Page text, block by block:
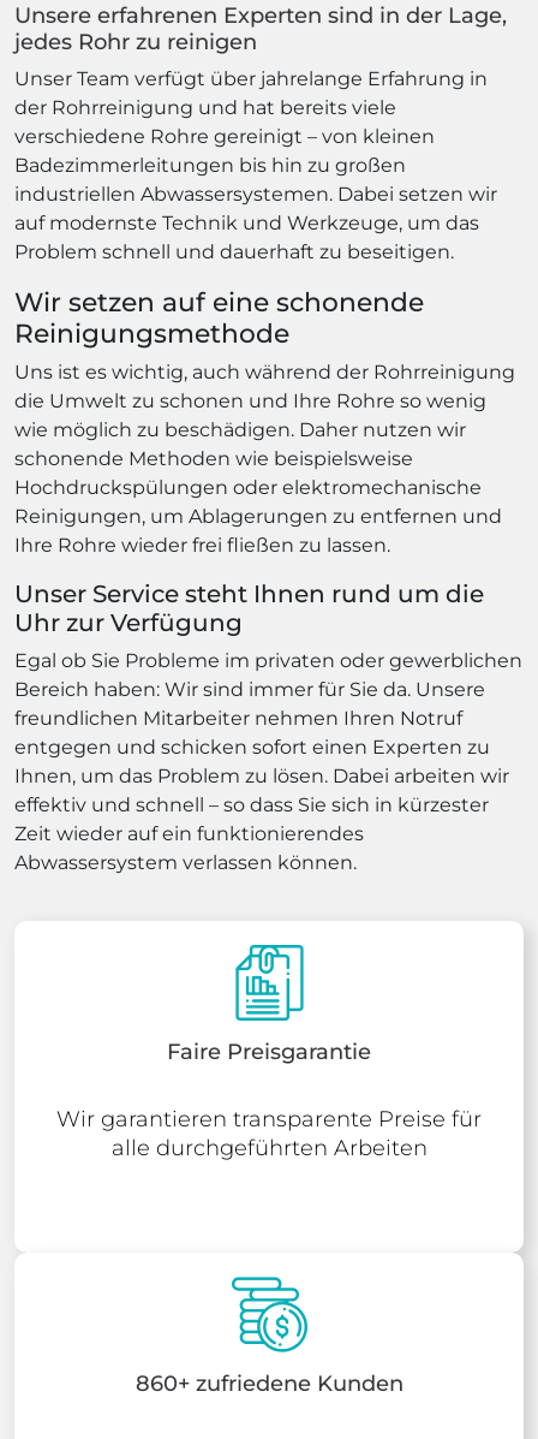
Unsere erfahrenen Experten sind in der Lage,
jedes Rohr zu reinigen
Unser Team verfügt über jahrelange Erfahrung in
der Rohrreinigung und hat bereits viele
verschiedene Rohre gereinigt – von kleinen
Badezimmerleitungen bis hin zu großen
industriellen Abwassersystemen. Dabei setzen wir
auf modernste Technik und Werkzeuge, um das
Problem schnell und dauerhaft zu beseitigen.
Wir setzen auf eine schonende
Reinigungsmethode
Uns ist es wichtig, auch während der Rohrreinigung
die Umwelt zu schonen und Ihre Rohre so wenig
wie möglich zu beschädigen. Daher nutzen wir
schonende Methoden wie beispielsweise
Hochdruckspülungen oder elektromechanische
Reinigungen, um Ablagerungen zu entfernen und
Ihre Rohre wieder frei fließen zu lassen.
Unser Service steht Ihnen rund um die
Uhr zur Verfügung
Egal ob Sie Probleme im privaten oder gewerblichen
Bereich haben: Wir sind immer für Sie da. Unsere
freundlichen Mitarbeiter nehmen Ihren Notruf
entgegen und schicken sofort einen Experten zu
Ihnen, um das Problem zu lösen. Dabei arbeiten wir
effektiv und schnell – so dass Sie sich in kürzester
Zeit wieder auf ein funktionierendes
Abwassersystem verlassen können.
Faire Preisgarantie
Wir garantieren transparente Preise für
alle durchgeführten Arbeiten
860+ zufriedene Kunden